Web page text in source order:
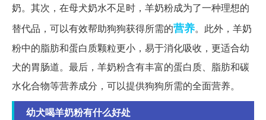
奶。其次，在母犬奶水不足时，羊奶粉成为了一种理想的
替代品，可以有效帮助狗狗获得所需的营养。此外，羊奶
粉中的脂肪和蛋白质颗粒更小，易于消化吸收，更适合幼
犬的胃肠道。最后，羊奶粉含有丰富的蛋白质、脂肪和碳
水化合物等营养成分，可以提供狗狗所需的全面营养。
幼犬喝羊奶粉有什么好处